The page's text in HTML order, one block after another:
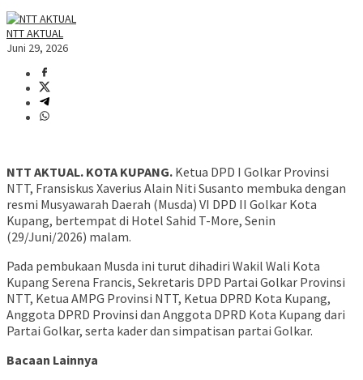
NTT AKTUAL
Juni 29, 2026
NTT AKTUAL. KOTA KUPANG. Ketua DPD I Golkar Provinsi
NTT, Fransiskus Xaverius Alain Niti Susanto membuka dengan
resmi Musyawarah Daerah (Musda) VI DPD II Golkar Kota
Kupang, bertempat di Hotel Sahid T-More, Senin
(29/Juni/2026) malam.
Pada pembukaan Musda ini turut dihadiri Wakil Wali Kota
Kupang Serena Francis, Sekretaris DPD Partai Golkar Provinsi
NTT, Ketua AMPG Provinsi NTT, Ketua DPRD Kota Kupang,
Anggota DPRD Provinsi dan Anggota DPRD Kota Kupang dari
Partai Golkar, serta kader dan simpatisan partai Golkar.
Bacaan Lainnya